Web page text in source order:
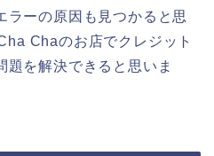
ラーの原因も見つかると思
Chaのお店でクレジット
題を解決できると思いま